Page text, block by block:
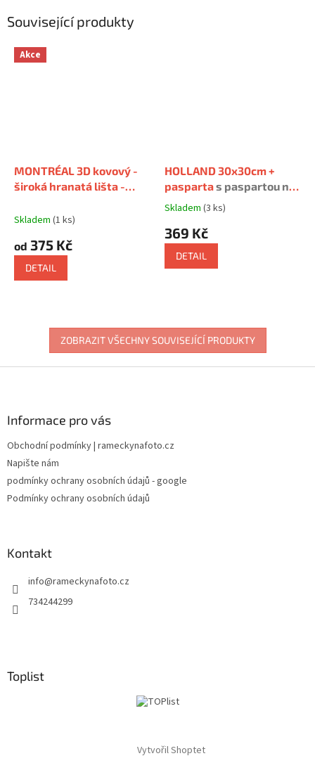
Související produkty
Akce
MONTRÉAL 3D kovový -
široká hranatá lišta -
Skladem (1 ks)
od 375 Kč
DETAIL
HOLLAND 30x30cm +
paspartas paspartou na
4 fotografie
Průměrné
produktu
Skladem (3 ks)
369 Kč
DETAIL
ZOBRAZIT VŠECHNY SOUVISEJÍCÍ PRODUKTY
Informace pro vás
Obchodní podmínky | rameckynafoto.cz
Napište nám
podmínky ochrany osobních údajů - google
Podmínky ochrany osobních údajů
Kontakt
info@rameckynafoto.cz
734244299
Toplist
Vytvořil Shoptet